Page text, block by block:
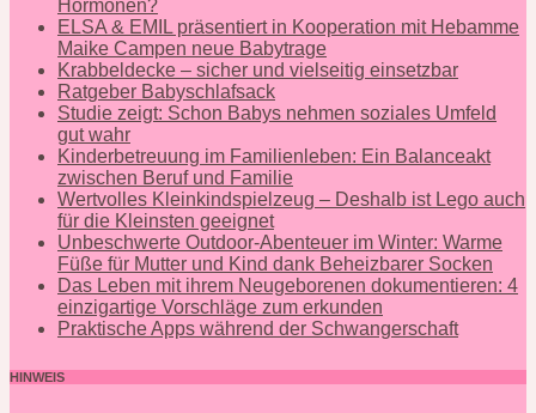
Hormonen?
ELSA & EMIL präsentiert in Kooperation mit Hebamme
Maike Campen neue Babytrage
Krabbeldecke – sicher und vielseitig einsetzbar
Ratgeber Babyschlafsack
Studie zeigt: Schon Babys nehmen soziales Umfeld
gut wahr
Kinderbetreuung im Familienleben: Ein Balanceakt
zwischen Beruf und Familie
Wertvolles Kleinkindspielzeug – Deshalb ist Lego auch
für die Kleinsten geeignet
Unbeschwerte Outdoor-Abenteuer im Winter: Warme
Füße für Mutter und Kind dank Beheizbarer Socken
Das Leben mit ihrem Neugeborenen dokumentieren: 4
einzigartige Vorschläge zum erkunden
Praktische Apps während der Schwangerschaft
HINWEIS